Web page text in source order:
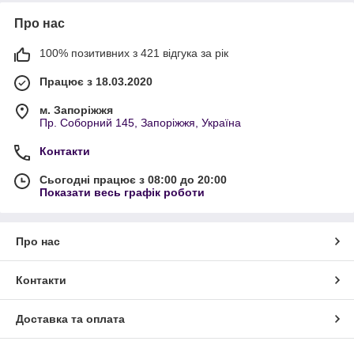
Про нас
100% позитивних з 421 відгука за рік
Працює з 18.03.2020
м. Запоріжжя
Пр. Соборний 145, Запоріжжя, Україна
Контакти
Сьогодні працює з 08:00 до 20:00
Показати весь графік роботи
Про нас
Контакти
Доставка та оплата